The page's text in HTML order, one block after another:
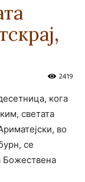
2419
кога
светата
во
се
Божествена